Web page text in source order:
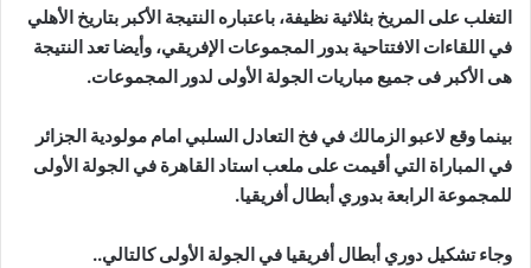
التغلب على المريخ بثلاثية نظيفة، باعتباره النتيجة الأكبر بتاريخ الأهلي
في اللقاءات الافتتاحية بدور المجموعات الإفريقي، وأيضا تعد النتيجة
هى الأكبر فى جميع مباريات الجولة الأولى لدور المجموعات.
بينما وقع لاعبو الزمالك في فخ التعادل السلبي امام مولودية الجزائر
في المباراة التي أقيمت على ملعب استاد القاهرة في الجولة الأولى
للمجموعة الرابعة بدوري أبطال أفريقيا.
وجاء تشكيل دوري أبطال أفريقيا في الجولة الأولى كالتالي..